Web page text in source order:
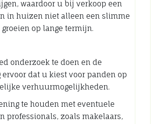
waardoor u bij verkoop een
in huizen niet alleen een slimme
op lange termijn.
onderzoek te doen en de
dat u kiest voor panden op
verhuurmogelijkheden.
te houden met eventuele
professionals, zoals makelaars,